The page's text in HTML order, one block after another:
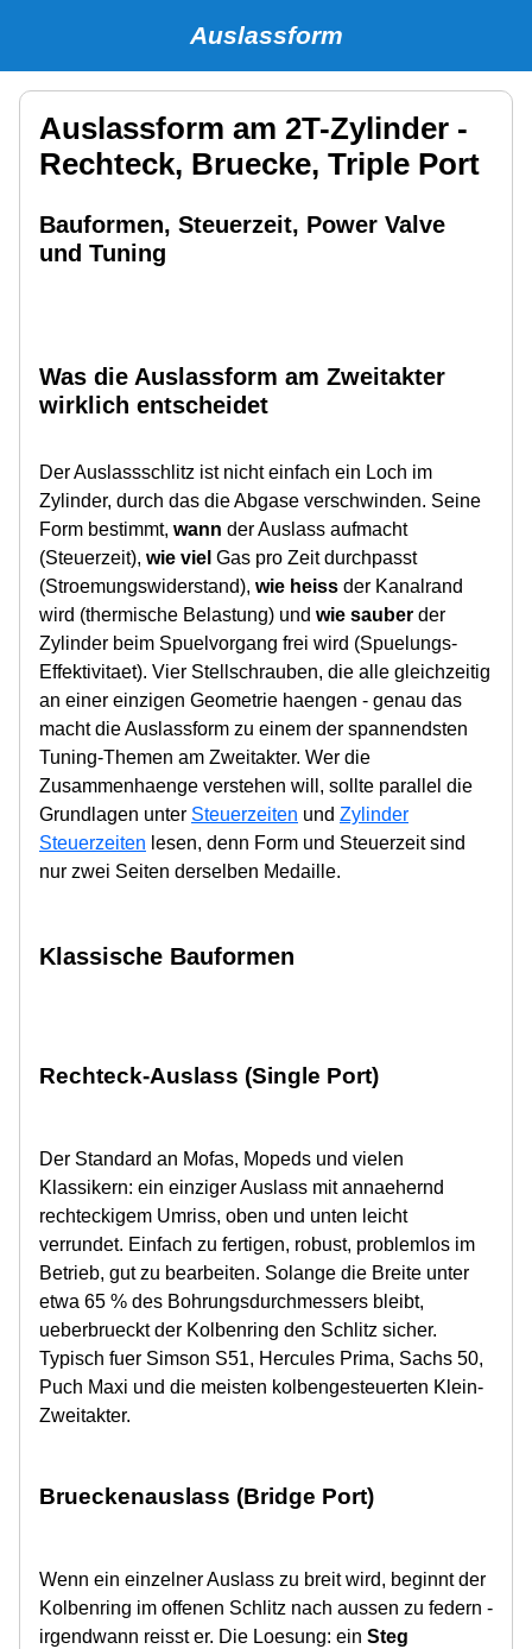
Auslassform
Auslassform am 2T-Zylinder -
Rechteck, Bruecke, Triple Port
Bauformen, Steuerzeit, Power Valve
und Tuning
Was die Auslassform am Zweitakter
wirklich entscheidet
Der Auslassschlitz ist nicht einfach ein Loch im
Zylinder, durch das die Abgase verschwinden. Seine
Form bestimmt, wann der Auslass aufmacht
(Steuerzeit), wie viel Gas pro Zeit durchpasst
(Stroemungswiderstand), wie heiss der Kanalrand
wird (thermische Belastung) und wie sauber der
Zylinder beim Spuelvorgang frei wird (Spuelungs-
Effektivitaet). Vier Stellschrauben, die alle gleichzeitig
an einer einzigen Geometrie haengen - genau das
macht die Auslassform zu einem der spannendsten
Tuning-Themen am Zweitakter. Wer die
Zusammenhaenge verstehen will, sollte parallel die
Grundlagen unter Steuerzeiten und Zylinder
Steuerzeiten lesen, denn Form und Steuerzeit sind
nur zwei Seiten derselben Medaille.
Klassische Bauformen
Rechteck-Auslass (Single Port)
Der Standard an Mofas, Mopeds und vielen
Klassikern: ein einziger Auslass mit annaehernd
rechteckigem Umriss, oben und unten leicht
verrundet. Einfach zu fertigen, robust, problemlos im
Betrieb, gut zu bearbeiten. Solange die Breite unter
etwa 65 % des Bohrungsdurchmessers bleibt,
ueberbrueckt der Kolbenring den Schlitz sicher.
Typisch fuer Simson S51, Hercules Prima, Sachs 50,
Puch Maxi und die meisten kolbengesteuerten Klein-
Zweitakter.
Brueckenauslass (Bridge Port)
Wenn ein einzelner Auslass zu breit wird, beginnt der
Kolbenring im offenen Schlitz nach aussen zu federn -
irgendwann reisst er. Die Loesung: ein Steg